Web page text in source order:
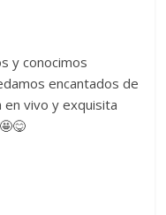
y conocimos
encantados de
en vivo y exquisita